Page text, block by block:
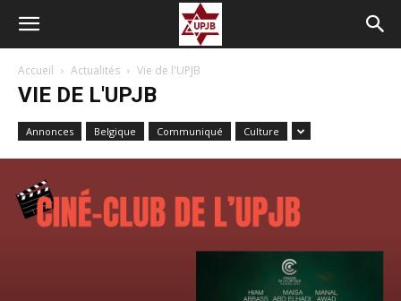
Accueil Actualités Vie de l'UPJB
VIE DE L'UPJB
Annonces Belgique Communiqué Culture